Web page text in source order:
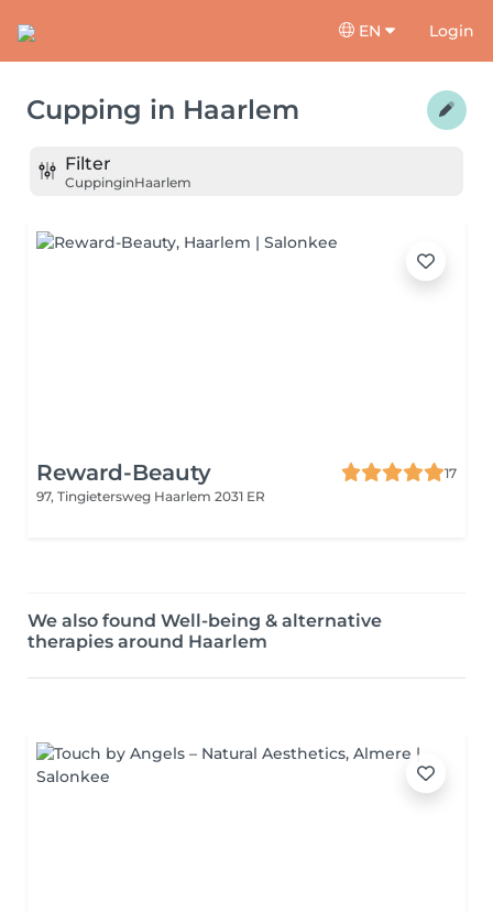
EN Login
Cupping in Haarlem
Filter
CuppinginHaarlem
Reward-Beauty
17
97, Tingietersweg Haarlem 2031 ER
We also found Well-being & alternative
therapies around Haarlem